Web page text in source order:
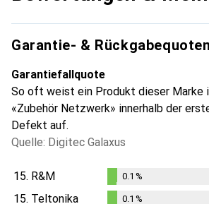
Garantie- & Rückgabequoten
Garantiefallquote
So oft weist ein Produkt dieser Marke
«Zubehör Netzwerk» innerhalb der
Defekt auf.
Quelle: Digitec Galaxus
15. R&M
%
0.1 %
15. Teltonika 0.1 %